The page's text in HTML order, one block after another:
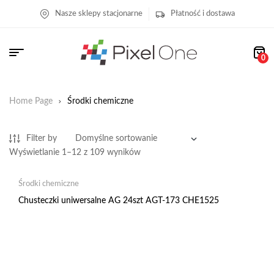
Nasze sklepy stacjonarne Płatność i dostawa
0
Home Page Środki chemiczne
Filter by
Wyświetlanie 1–12 z 109 wyników
Środki chemiczne
Chusteczki uniwersalne AG 24szt AGT-173 CHE1525